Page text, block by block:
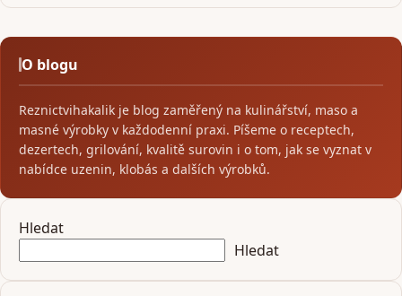
O blogu
Reznictvihakalik je blog zaměřený na kulinářství, maso a
masné výrobky v každodenní praxi. Píšeme o receptech,
dezertech, grilování, kvalitě surovin i o tom, jak se vyznat v
nabídce uzenin, klobás a dalších výrobků.
Hledat
Hledat